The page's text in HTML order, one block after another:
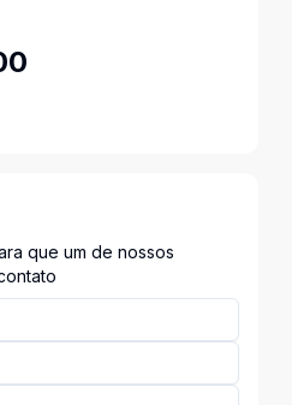
que um de nossos